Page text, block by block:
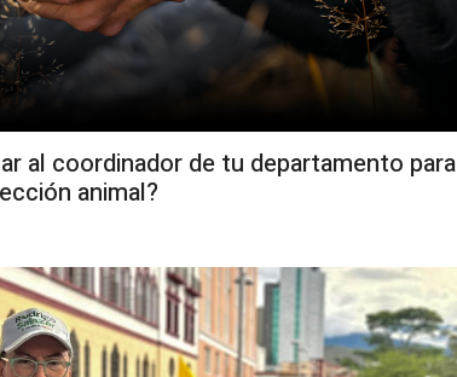
al coordinador de tu departamento para
animal?